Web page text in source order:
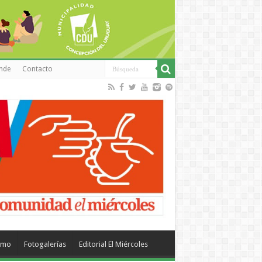
Contacto
Fotogalerías Editorial El Miércoles